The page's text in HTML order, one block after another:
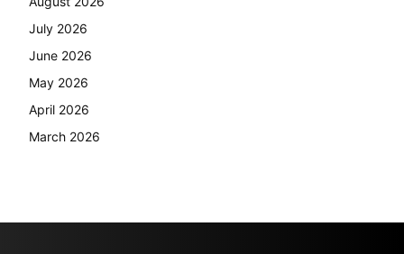
July 2026
June 2026
May 2026
April 2026
March 2026